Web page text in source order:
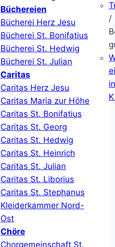
Büchereien
Bücherei Herz Jesu
Bücherei St. Bonifatius
Bücherei St. Hedwig
Bücherei St. Julian
Caritas
Caritas Herz Jesu
Caritas Maria zur Höhe
Caritas St. Bonifatius
Caritas St. Georg
Caritas St. Hedwig
Caritas St. Heinrich
Caritas St. Julian
Caritas St. Liborius
Caritas St. Stephanus
Kleiderkammer Nord-
Ost
Chöre
Chorgemeinschaft St.
/